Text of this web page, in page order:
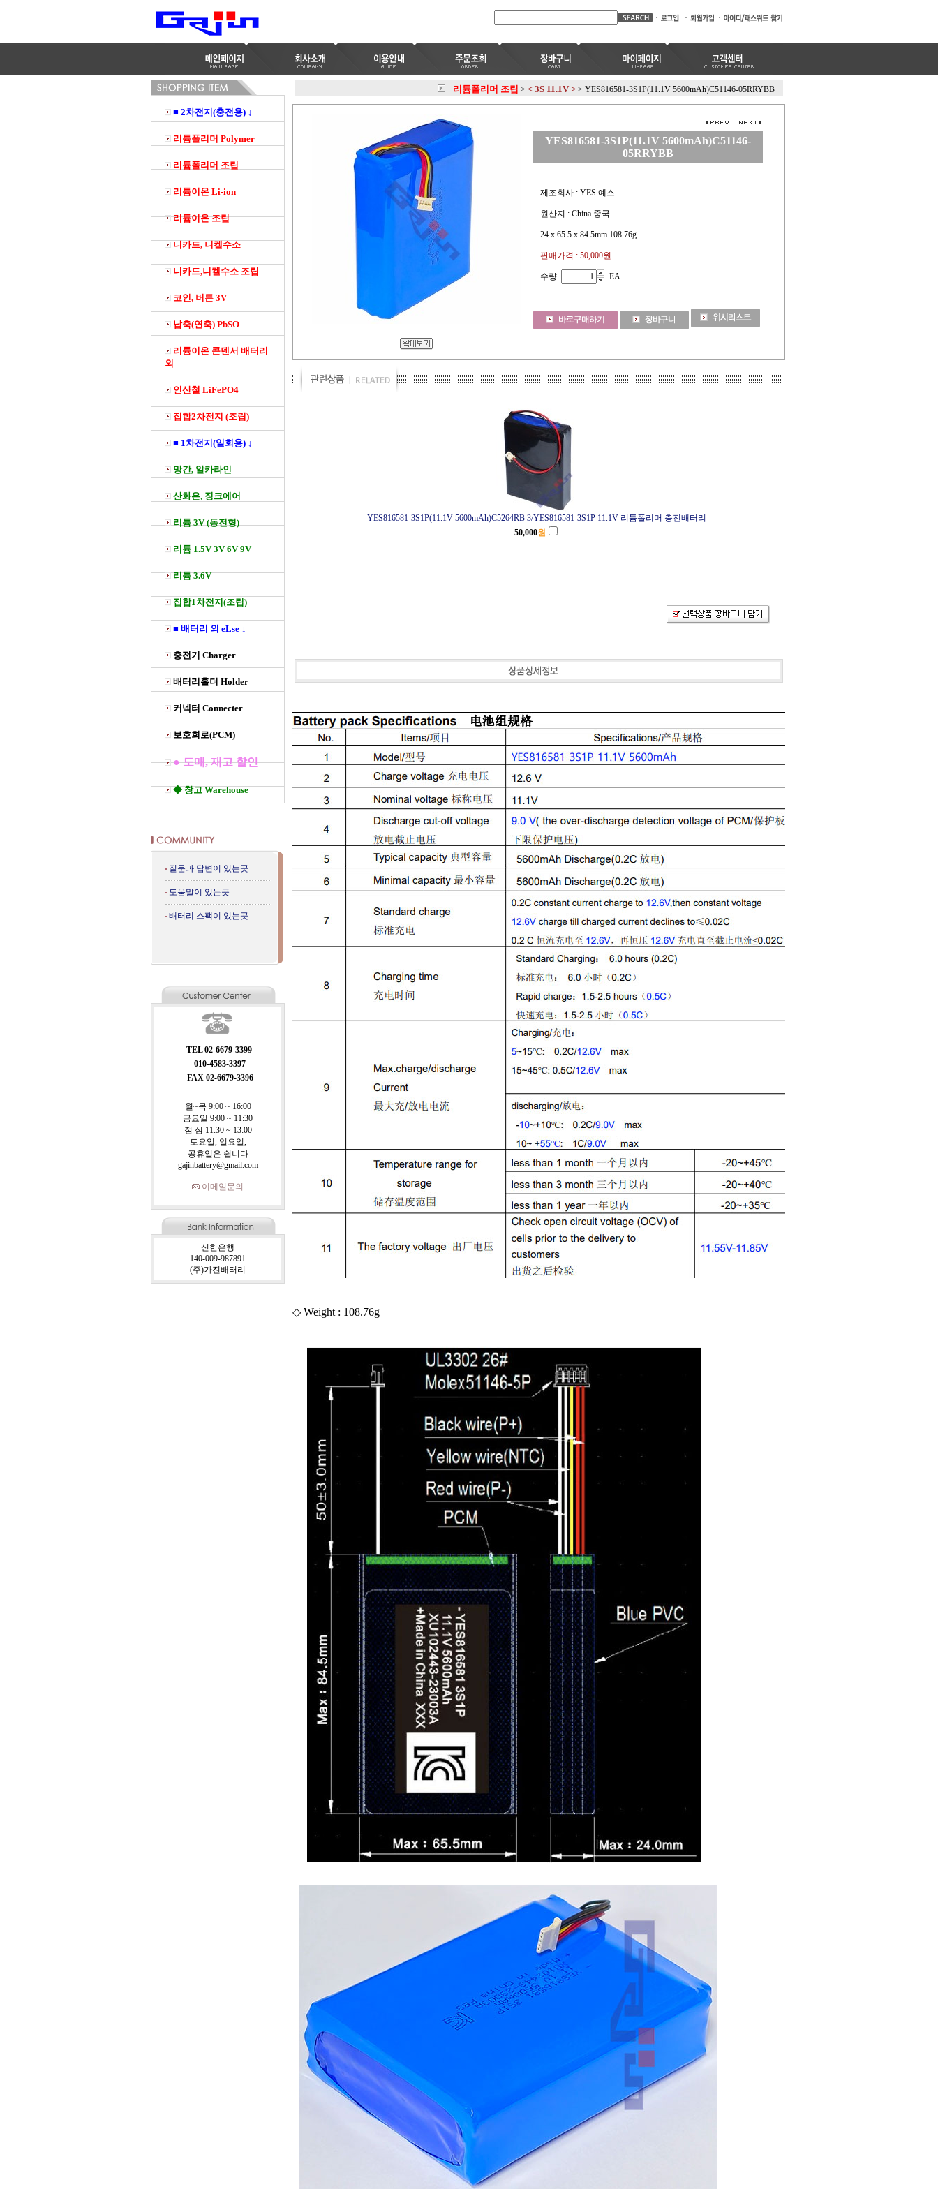
■ 2차전지(충전용) ↓
리튬폴리머 Polymer
리튬폴리머 조립
리튬이온 Li-ion
리튬이온 조립
니카드, 니켈수소
니카드,니켈수소 조립
코인, 버튼 3V
납축(연축) PbSO
리튬이온 콘덴서 배터리
외
인산철 LiFePO4
집합2차전지 (조립)
■ 1차전지(일회용) ↓
망간, 알카라인
산화은, 징크에어
리튬 3V (동전형)
리튬 1.5V 3V 6V 9V
리튬 3.6V
집합1차전지(조립)
■ 배터리 외 eLse ↓
충전기 Charger
배터리홀더 Holder
커넥터 Connecter
보호회로(PCM)
● 도매, 재고 할인
◆ 창고 Warehouse
질문과 답변이 있는곳
도움말이 있는곳
배터리 스팩이 있는곳
TEL 02-6679-3399
010-4583-3397
FAX 02-6679-3396
월~목 9:00 ~ 16:00
금요일 9:00 ~ 11:30
점 심 11:30 ~ 13:00
토요일, 일요일,
공휴일은 쉽니다
gajinbattery@gmail.com
이메일문의
신한은행
140-009-987891
(주)가진배터리
리튬폴리머 조립 > < 3S 11.1V > > YES816581-3S1P(11.1V 5600mAh)C51146-05RRYBB
YES816581-3S1P(11.1V 5600mAh)C51146-
05RRYBB
제조회사 : YES 예스
원산지 : China 중국
24 x 65.5 x 84.5mm 108.76g
판매가격 : 50,000원
수량 EA
YES816581-3S1P(11.1V 5600mAh)C5264RB 3/YES816581-3S1P 11.1V 리튬폴리머 충전배터리
50,000원
◇ Weight : 108.76g